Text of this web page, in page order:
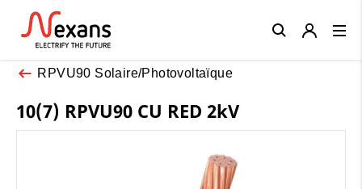
RPVU90 Solaire/Photovoltaïque
10(7) RPVU90 CU RED 2kV
Close